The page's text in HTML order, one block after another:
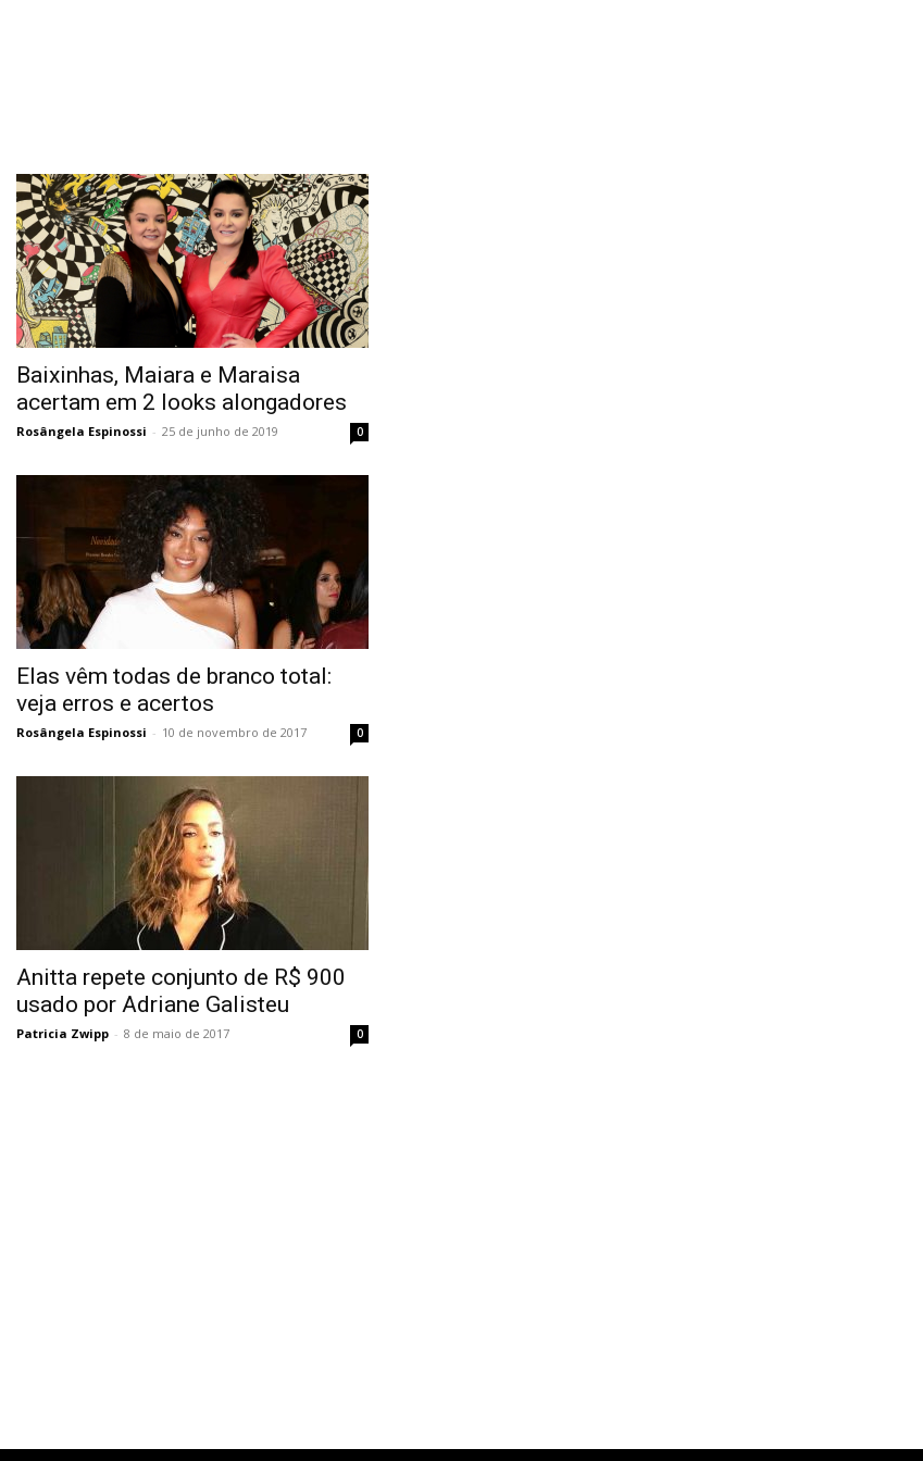
Baixinhas, Maiara e Maraisa
acertam em 2 looks alongadores
Rosângela Espinossi - 25 de junho de 2019 0
Elas vêm todas de branco total:
veja erros e acertos
Rosângela Espinossi - 10 de novembro de 2017 0
Anitta repete conjunto de R$ 900
usado por Adriane Galisteu
Patricia Zwipp - 8 de maio de 2017 0